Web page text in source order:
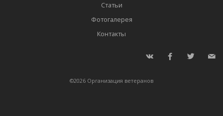
Статьи
Фотогалерея
Контакты
©2026 Организация ветеранов